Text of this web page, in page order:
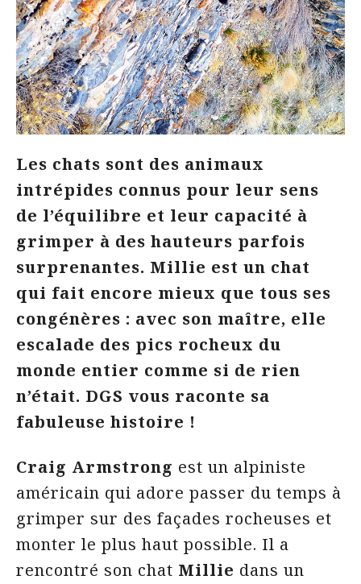
Les chats sont des animaux
intrépides connus pour leur sens
de l’équilibre et leur capacité à
grimper à des hauteurs parfois
surprenantes. Millie est un chat
qui fait encore mieux que tous ses
congénères : avec son maître, elle
escalade des pics rocheux du
monde entier comme si de rien
n’était. DGS vous raconte sa
fabuleuse histoire !
Craig Armstrong est un alpiniste
américain qui adore passer du temps à
grimper sur des façades rocheuses et
monter le plus haut possible. Il a
rencontré son chat Millie dans un